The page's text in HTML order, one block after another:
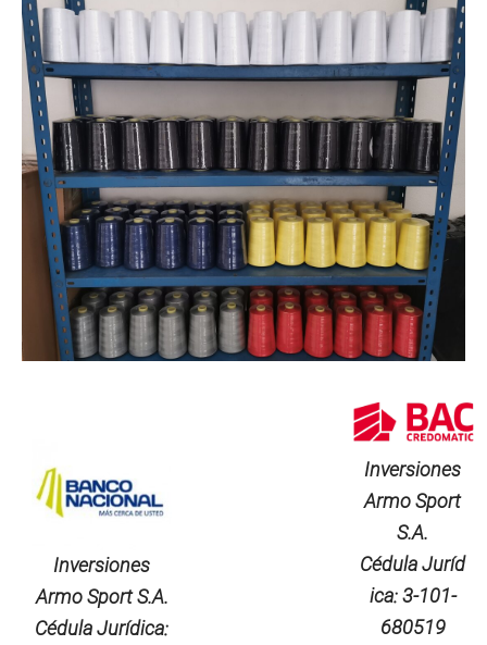
Inversiones
Armo Sport S.A.
Cédula Jurídica:
Inversiones
Armo Sport
S.A.
Cédula Juríd
ica: 3-101-
680519